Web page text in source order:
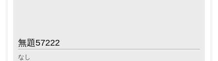
無題57222
なし